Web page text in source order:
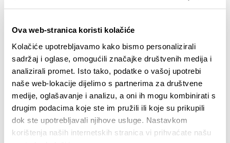
Ova web-stranica koristi kolačiće
Kolačiće upotrebljavamo kako bismo personalizirali
sadržaj i oglase, omogućili značajke društvenih medija i
analizirali promet. Isto tako, podatke o vašoj upotrebi
naše web-lokacije dijelimo s partnerima za društvene
medije, oglašavanje i analizu, a oni ih mogu kombinirati s
drugim podacima koje ste im pružili ili koje su prikupili
dok ste upotrebljavali njihove usluge. Nastavkom
korištenja naših internetskih stranica vi prihvaćate našu
Informativna radionica za programe
turizma
Više
Obavijest o otvorenim online
prijavama za Godišnje hrvatske
turističke nagrade